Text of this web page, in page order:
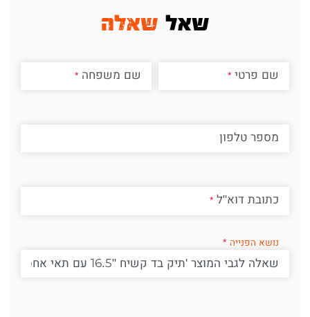
שאל שאלה
שם פרטי שם משפחה
מספר טלפון
כתובת דוא"ל
נושא הפנייה